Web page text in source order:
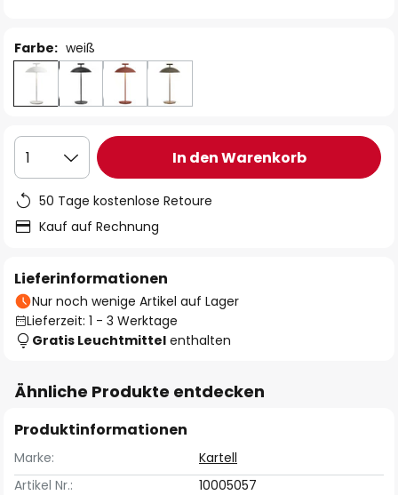
Farbe: weiß
1 In den Warenkorb
50 Tage kostenlose Retoure
Kauf auf Rechnung
Lieferinformationen
Nur noch wenige Artikel auf Lager
Lieferzeit: 1 - 3 Werktage
Gratis Leuchtmittel enthalten
Ähnliche Produkte entdecken
Produktinformationen
Marke:
Kartell
Artikel Nr.:
10005057